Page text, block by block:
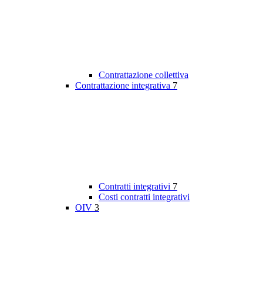
Contrattazione collettiva
Contrattazione integrativa 7
Contratti integrativi 7
Costi contratti integrativi
OIV 3